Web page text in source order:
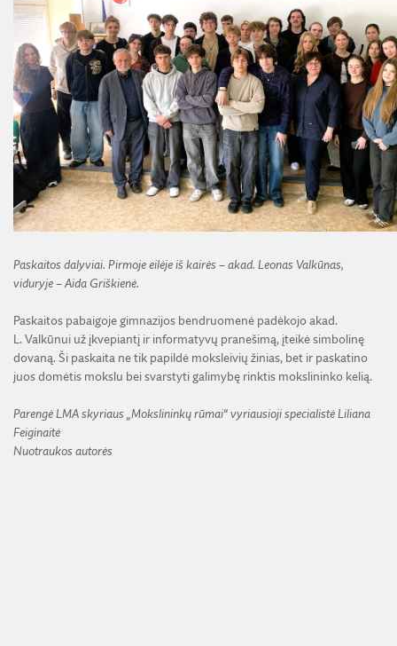
Paskaitos dalyviai. Pirmoje eilėje iš kairės – akad. Leonas Valkūnas,
viduryje – Aida Griškienė.
Paskaitos pabaigoje gimnazijos bendruomenė padėkojo akad.
L. Valkūnui už įkvepiantį ir informatyvų pranešimą, įteikė simbolinę
dovaną. Ši paskaita ne tik papildė moksleivių žinias, bet ir paskatino
juos domėtis mokslu bei svarstyti galimybę rinktis mokslininko kelią.
Parengė LMA skyriaus „Mokslininkų rūmai“ vyriausioji specialistė Liliana
Feiginaitė
Nuotraukos autorės